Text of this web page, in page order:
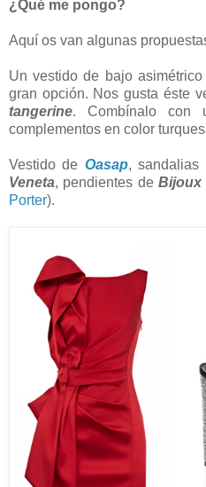
¿Qué me pongo?
Aquí os van algunas
Un vestido de bajo
gran opción. Nos gusta éste
tangerine. Combínalo con
complementos en color
Vestido de Oasap, sandalias
Veneta, pendientes de Bijoux
Porter).